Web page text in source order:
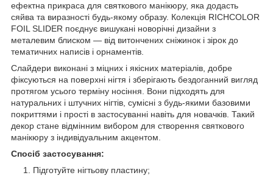
ефектна прикраса для святкового манікюру, яка додасть
сяйва та виразності будь-якому образу. Колекція RICHCOLOR
FOIL SLIDER поєднує вишукані новорічні дизайни з
металевим блиском — від витончених сніжинок і зірок до
тематичних написів і орнаментів.
Слайдери виконані з міцних і якісних матеріалів, добре
фіксуються на поверхні нігтя і зберігають бездоганний вигляд
протягом усього терміну носіння. Вони підходять для
натуральних і штучних нігтів, сумісні з будь-якими базовими
покриттями і прості в застосуванні навіть для новачків. Такий
декор стане відмінним вибором для створення святкового
манікюру з індивідуальним акцентом.
Спосіб застосування:
Підготуйте нігтьову пластину;